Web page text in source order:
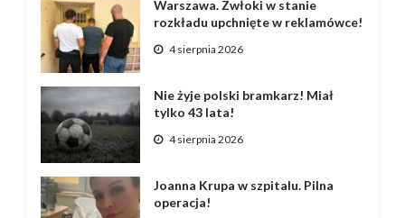
Warszawa. Zwłoki w stanie
rozkładu upchnięte w reklamówce!
4 sierpnia 2026
Nie żyje polski bramkarz! Miał
tylko 43 lata!
4 sierpnia 2026
Joanna Krupa w szpitalu. Pilna
operacja!